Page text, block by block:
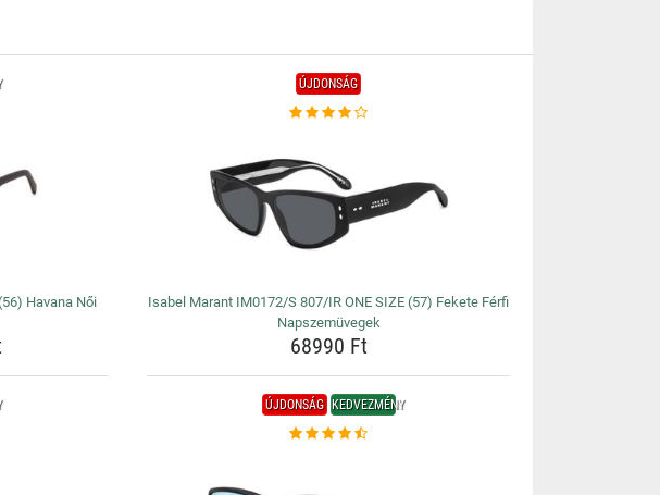
Havana Női
ÚJDONSÁG
Isabel Marant IM0172/S 807/IR ONE SIZE (57) Fekete Férfi
Napszemüvegek
68990 Ft
ÚJDONSÁG KEDVEZMÉNY